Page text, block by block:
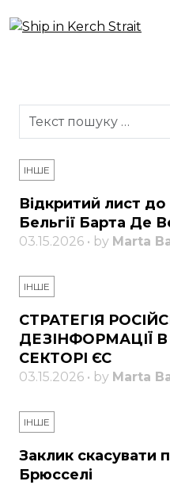
ІНШЕ
Відкритий лист до
Бельгії Барта Де
03.15.2026 • by Marta
ІНШЕ
СТРАТЕГІЯ
ДЕЗІНФОРМАЦІЇ
СЕКТОРІ ЄС
03.15.2026 • by Marta
ІНШЕ
Заклик скасувати
Брюсселі